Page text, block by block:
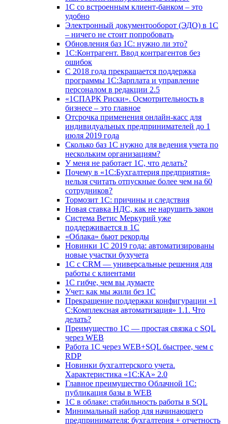
1C со встроенным клиент-банком – это
удобно
Электронный документооборот (ЭДО) в 1С
– ничего не стоит попробовать
Обновления баз 1С: нужно ли это?
1С:Контрагент. Ввод контрагентов без
ошибок
С 2018 года прекращается поддержка
программы 1С:Зарплата и управление
персоналом в редакции 2.5
«1СПАРК Риски». Осмотрительность в
бизнесе – это главное
Отсрочка применения онлайн-касс для
индивидуальных предпринимателей до 1
июля 2019 года
Сколько баз 1C нужно для ведения учета по
нескольким организациям?
У меня не работает 1С, что делать?
Почему в «1С:Бухгалтерия предприятия»
нельзя считать отпускные более чем на 60
сотрудников?
Тормозит 1C: причины и следствия
Новая ставка НДС, как не нарушить закон
Система Ветис Меркурий уже
поддерживается в 1С
«Облака» бьют рекорды
Новинки 1С 2019 года: автоматизированы
новые участки бухучета
1С с CRM — универсальные решения для
работы с клиентами
1С гибче, чем вы думаете
Учет: как мы жили без 1С
Прекращение поддержки конфигурации «1
С:Комплексная автоматизация» 1.1. Что
делать?
Преимущество 1С — простая связка с SQL
через WEB
Работа 1С через WEB+SQL быстрее, чем с
RDP
Новинки бухгалтерского учета.
Характеристика «1С:КА» 2.0
Главное преимущество Облачной 1С:
публикация базы в WEB
1С в облаке: стабильность работы в SQL
Минимальный набор для начинающего
предпринимателя: бухгалтерия + отчетность